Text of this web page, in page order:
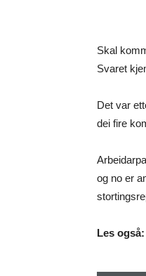
Skal
Svaret
Det var
dei fire
og no er
Les også: